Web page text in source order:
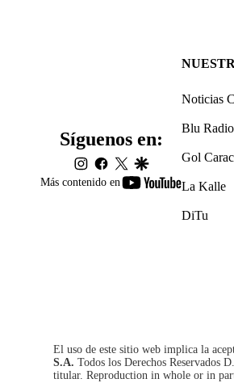
Más contenido en
youtube-
Síguenos en:
instagram
facebook
twittergoogle
Noticias
Blu Radio
Gol
La Kalle
DiTu
El uso de este sitio web implica la
S.A. Todos los Derechos Reservados
titular. Reproduction in whole or in